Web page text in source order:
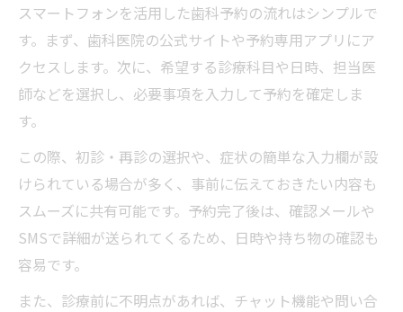
歯科の症状質問もモバイル相談で簡単に
日常に役立つ歯科モバイル活用術まとめ
歯科モバイル活用で日常の不安を減らす
歯科受診の手間を減らすモバイル活用術
歯科モバイルでセルフケアも効率よく実践
歯科モバイル活用が通院継続の秘訣になる
スマートフォンを活用した歯科予約の流れはシンプルで
す。まず、歯科医院の公式サイトや予約専用アプリにア
クセスします。次に、希望する診療科目や日時、担当医
師などを選択し、必要事項を入力して予約を確定しま
す。
この際、初診・再診の選択や、症状の簡単な入力欄が設
けられている場合が多く、事前に伝えておきたい内容も
スムーズに共有可能です。予約完了後は、確認メールや
SMSで詳細が送られてくるため、日時や持ち物の確認も
容易です。
また、診療前に不明点があれば、チャット機能や問い合